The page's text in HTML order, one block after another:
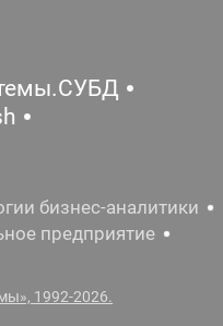
бизнес-аналитики
предприятие
1992-2026.